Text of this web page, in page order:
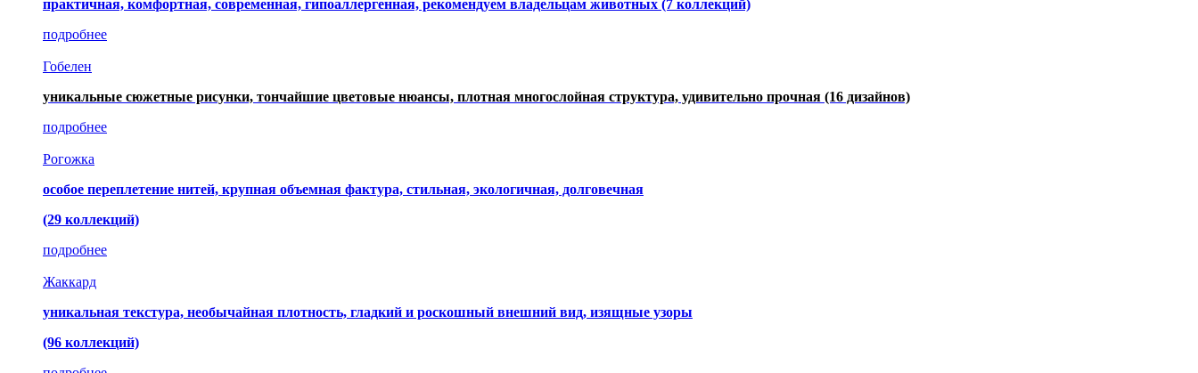
практичная, комфортная, современная, гипоаллергенная, рекомендуем владельцам животных (7 коллекций)
подробнее
Гобелен
уникальные сюжетные рисунки, тончайшие цветовые нюансы, плотная многослойная структура, удивительно прочная (16 дизайнов)
подробнее
Рогожка
особое переплетение нитей, крупная объемная фактура, стильная, экологичная, долговечная
(29 коллекций)
подробнее
Жаккард
уникальная текстура, необычайная плотность, гладкий и роскошный внешний вид, изящные узоры
(96 коллекций)